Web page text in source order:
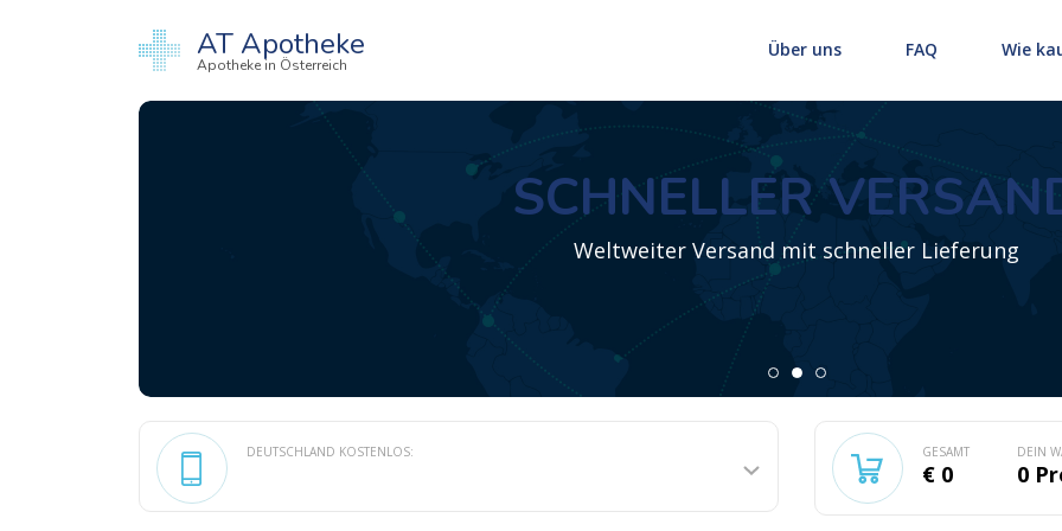
AT Apotheke
Apotheke in Österreich
Über uns FAQ Wie
SCHNELLER
Weltweiter Versand mit schneller Lieferung
DEUTSCHLAND KOSTENLOS: GESAMT
€ 0
DEIN
0